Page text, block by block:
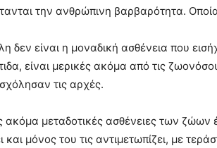
την ανθρώπινη βαρβαρότητα.
δεν είναι η μοναδική ασθένεια που
είναι μερικές ακόμα από τις
τις αρχές.
ακόμα μεταδοτικές ασθένειες των ζώων
και μόνος του τις αντιμετωπίζει, με